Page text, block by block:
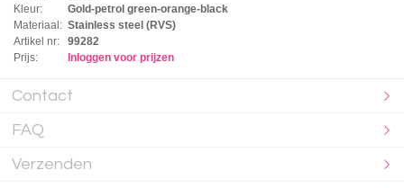
Kleur:
Gold-petrol green-orange-black
Materiaal: Stainless steel (RVS)
Artikel nr:
99282
Prijs:
Inloggen voor prijzen
Contact
FAQ
Verzenden